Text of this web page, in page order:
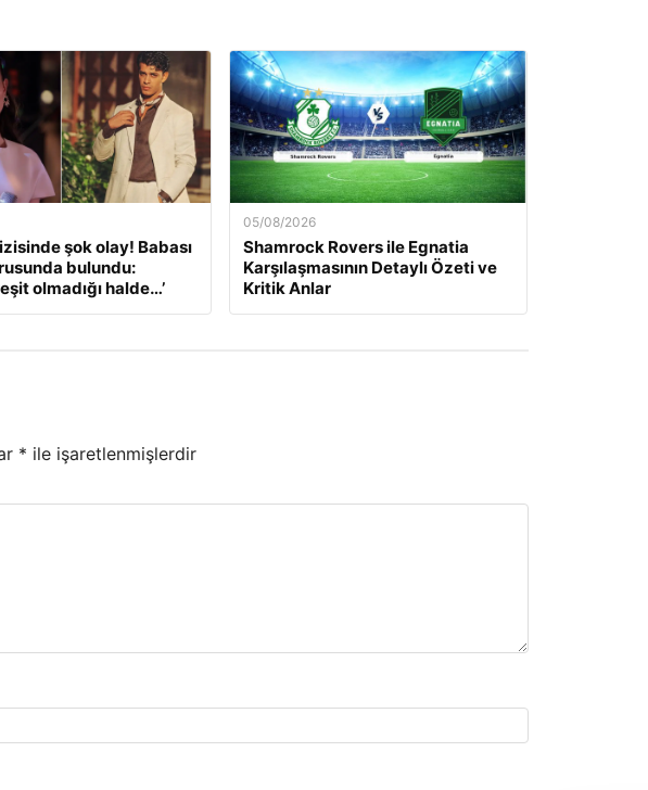
şok olay! Babası
bulundu:
olmadığı halde…’
05/08/2026
Shamrock Rovers ile Egnatia
Karşılaşmasının Detaylı Özeti ve
Kritik Anlar
* ile işaretlenmişlerdir